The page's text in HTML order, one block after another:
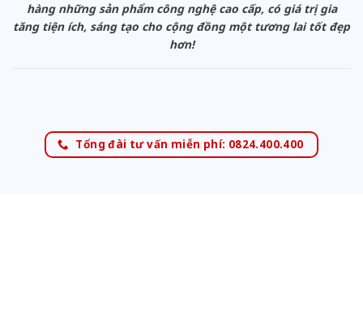
hàng những sản phẩm công nghệ cao cấp, có giá trị gia
tăng tiện ích, sáng tạo cho cộng đồng một tương lai tốt đẹp
hơn!
Tổng đài tư vấn miễn phí: 0824.400.400